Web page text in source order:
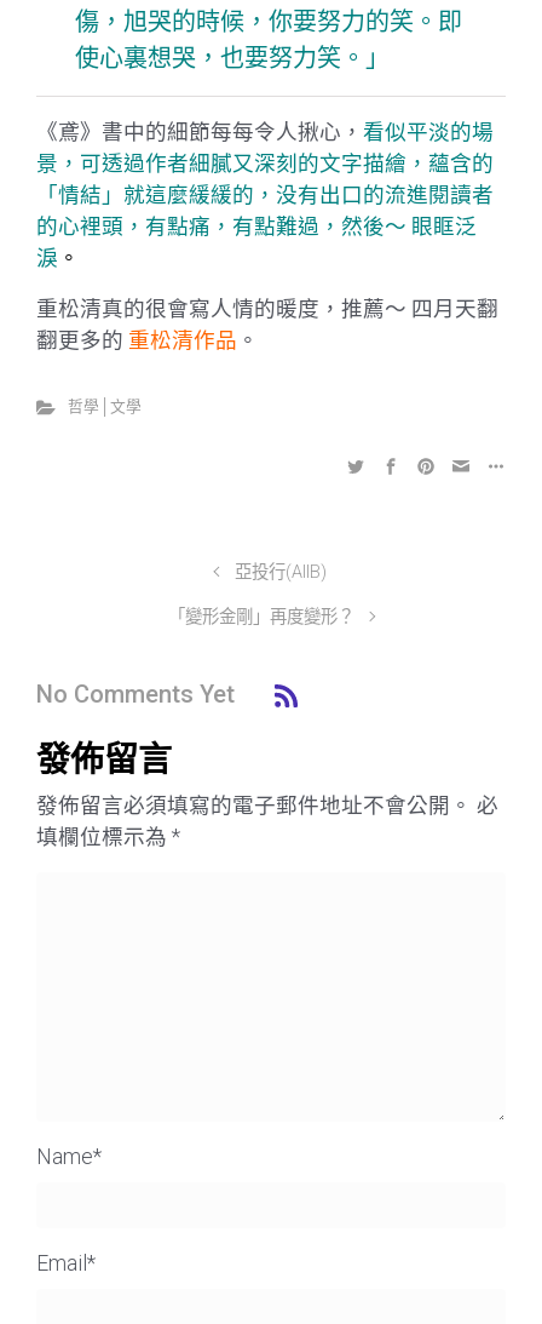
傷，旭哭的時候，你要努力的笑。即
使心裏想哭，也要努力笑。」
《鳶》書中的細節每每令人揪心， 看似平淡的場
景，可透過作者細膩又深刻的文字描繪，蘊含的
「情結」就這麼緩緩的，没有出口的流進閱讀者
的心裡頭，有點痛，有點難過，然後～ 眼眶泛
淚 。
重松清真的很會寫人情的暖度，推薦～ 四月天翻
翻更多的 重松清作品 。
哲學│文學
亞投行(AIIB)
「變形金剛」再度變形？
No Comments Yet
發佈留言
發佈留言必須填寫的電子郵件地址不會公開。 必
填欄位標示為 *
Name*
Email *